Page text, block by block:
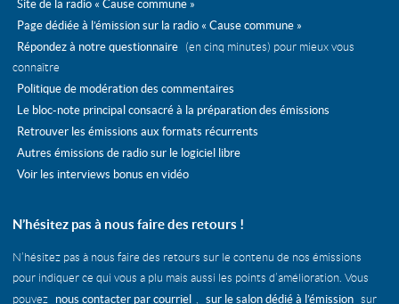
Site de la radio « Cause commune »
Page dédiée à l’émission sur la radio « Cause commune »
Répondez à notre questionnaire
(en cinq minutes) pour mieux vous
connaître
Politique de modération des commentaires
Le bloc-note principal consacré à la préparation des émissions
Retrouver les émissions aux formats récurrents
Autres émissions de radio sur le logiciel libre
Voir les interviews bonus en vidéo
N’hésitez pas à nous faire des retours !
N’hésitez pas à nous faire des retours sur le contenu de nos émissions
pour indiquer ce qui vous a plu mais aussi les points d’amélioration. Vous
pouvez
nous contacter par courriel , sur le salon dédié à l’émission sur